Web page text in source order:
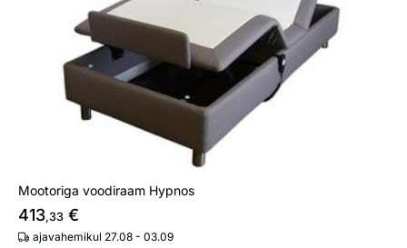
Mootoriga voodiraam Hypnos
413,33 €
ajavahemikul 27.08 - 03.09